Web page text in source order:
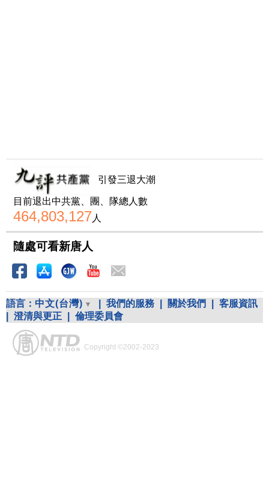
引發三退大潮
目前退出中共黨、團、隊總人數
464,803,127人
隨處可看新唐人
語言： 中文(台灣) 我們的服務 關於我們
客服資訊
澄清與更正 倫理委員會
Copyright ©2002-2023